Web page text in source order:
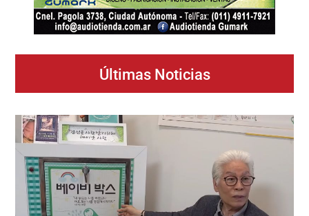
Últimas Noticias